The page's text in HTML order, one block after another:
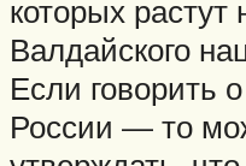
которых растут
Валдайского
Если говорить
России — то